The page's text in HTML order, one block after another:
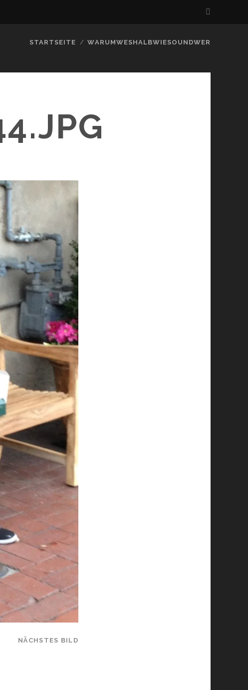
STARTSEITE WARUMWESHALBWIESOUNDWER
NÄCHSTES BILD